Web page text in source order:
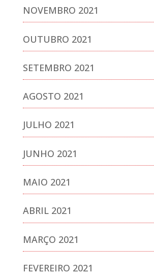
NOVEMBRO 2021
OUTUBRO 2021
SETEMBRO 2021
AGOSTO 2021
JULHO 2021
JUNHO 2021
MAIO 2021
ABRIL 2021
MARÇO 2021
FEVEREIRO 2021